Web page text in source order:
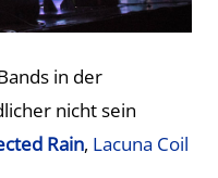
in der
nicht sein
Rain, Lacuna Coil